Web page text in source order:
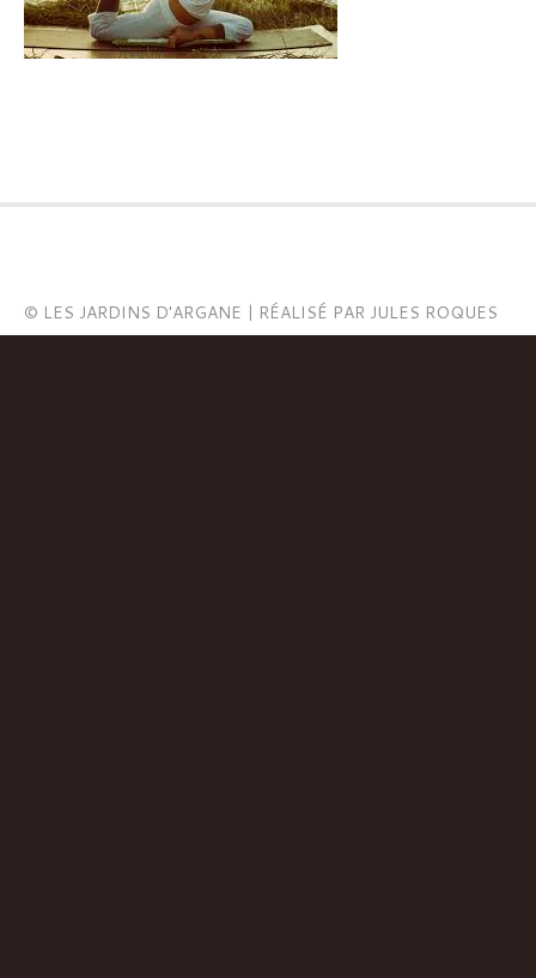
© LES JARDINS D'ARGANE | RÉALISÉ PAR JULES ROQUES